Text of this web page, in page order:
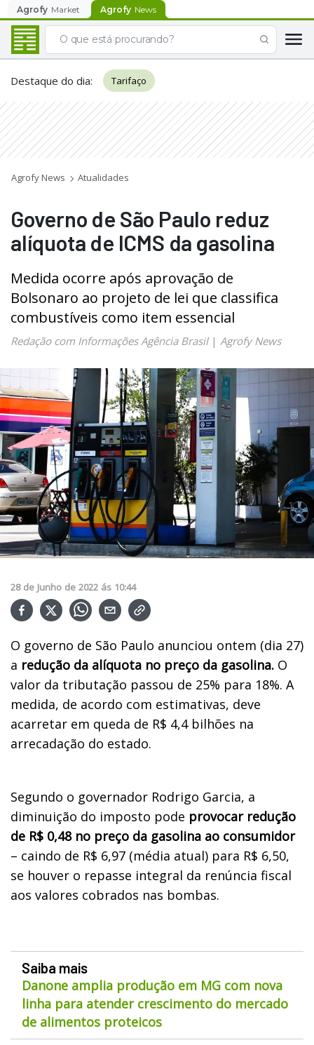
Agrofy Market Agrofy News
Destaque do dia: Tarifaço
Agrofy News Atualidades
Governo de São Paulo reduz
alíquota de ICMS da gasolina
Medida ocorre após aprovação de
Bolsonaro ao projeto de lei que classifica
combustíveis como item essencial
Redação com Informações Agência Brasil| Agrofy News
28 de Junho de 2022 ás 10:44
O governo de São Paulo anunciou ontem (dia 27)
a redução da alíquota no preço da gasolina. O
valor da tributação passou de 25% para 18%. A
medida, de acordo com estimativas, deve
acarretar em queda de R$ 4,4 bilhões na
arrecadação do estado.
Segundo o governador Rodrigo Garcia, a
diminuição do imposto pode provocar redução
de R$ 0,48 no preço da gasolina ao consumidor
– caindo de R$ 6,97 (média atual) para R$ 6,50,
se houver o repasse integral da renúncia fiscal
aos valores cobrados nas bombas.
Saiba mais
Danone amplia produção em MG com nova
linha para atender crescimento do mercado
de alimentos proteicos